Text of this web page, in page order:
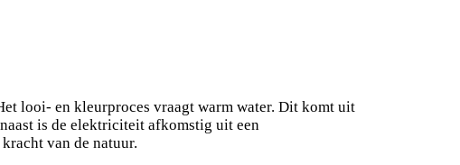
looi- en kleurproces vraagt warm water. Dit komt uit
is de elektriciteit afkomstig uit een
van de natuur.